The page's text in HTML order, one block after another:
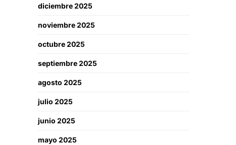
diciembre 2025
noviembre 2025
octubre 2025
septiembre 2025
agosto 2025
julio 2025
junio 2025
mayo 2025